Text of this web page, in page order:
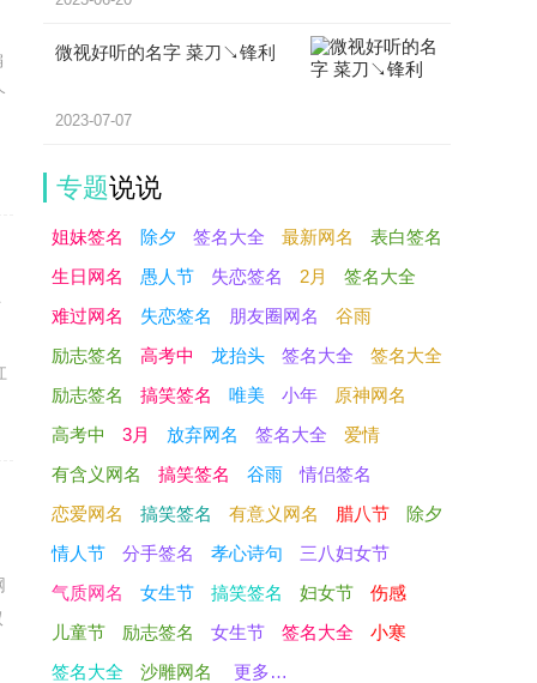
微视好听的名字 菜刀↘锋利
2023-07-07
专题说说
姐妹签名 除夕 签名大全 最新网名
表白签名
生日网名
愚人节 失恋签名 2月
签名大全
难过网名
失恋签名 朋友圈网名
谷雨
励志签名
高考中 龙抬头 签名大全
签名大全
励志签名
搞笑签名 唯美 小年
原神网名
高考中
3月 放弃网名 签名大全
爱情
有含义网名
搞笑签名 谷雨
情侣签名
恋爱网名
搞笑签名 有意义网名 腊八节
除夕
情人节
分手签名 孝心诗句
三八妇女节
气质网名
女生节 搞笑签名 妇女节
伤感
儿童节
励志签名 女生节 签名大全
小寒
签名大全
沙雕网名 更多…